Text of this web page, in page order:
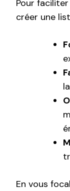
Pour
créer une
En vous